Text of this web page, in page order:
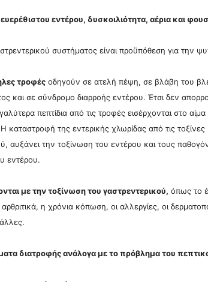
εντέρου, δυσκοιλιότητα, αέρια και
συστήματος είναι προϋπόθεση για την
τροφές οδηγούν σε ατελή πέψη, σε βλάβη του
και σε σύνδρομο διαρροής εντέρου. Έτσι δεν
πεπτίδια από τις τροφές εισέρχονται στο
καταστροφή της εντερικής χλωρίδας από τις τοξίνες
αυξάνει την τοξίνωση του εντέρου και τους
εντέρου.
με την τοξίνωση του γαστρεντερικού, όπως το
η χρόνια κόπωση, οι αλλεργίες, οι
διατροφής ανάλογα με το πρόβλημα του